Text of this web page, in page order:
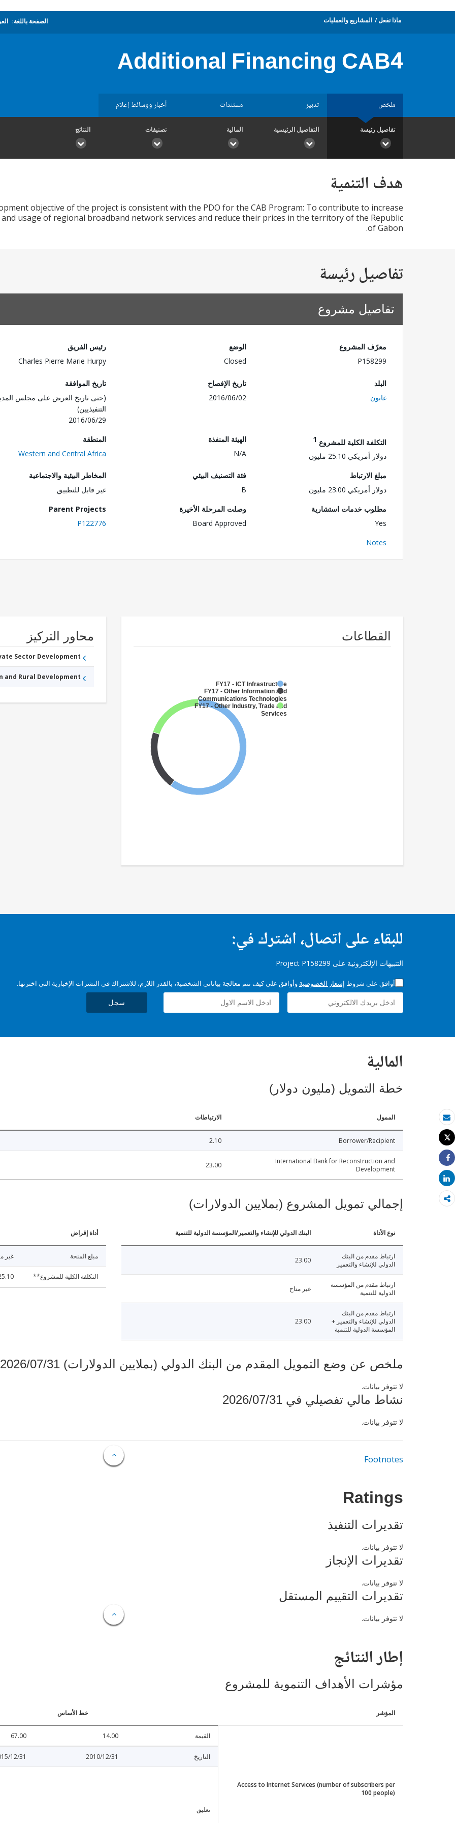
بريد الكتروني
طباعة
Tweet
Share
Share
ماذا نفعل المشاريع والعمليات الصفحة باللغة:
Additional Financing CAB4
ملخص تدبير مستندات أخبار ووسائط إعلام
تفاصيل رئيسة التفاصيل الرئيسية المالية تصنيفات النتائج
هدف التنمية
objective of the project is consistent with the PDO for the CAB Program: To contribute to increase
usage of regional broadband network services and reduce their prices in the territory of the Republic
of Gabon.
تفاصيل رئيسة
تفاصيل مشروع
معرّف المشروع
P158299
الوضع
Closed
رئيس الفريق
Charles Pierre Marie Hurpy
البلد
غابون
تاريخ الإفصاح
2016/06/02
تاريخ الموافقة
(حتى تاريخ العرض على مجلس
التنفيذيين)
2016/06/29
التكلفة الكلية للمشروع 1
دولار أمريكي 25.10 مليون
الهيئة المنفذة
N/A
المنطقة
Western and Central Africa
مبلغ الارتباط
دولار أمريكي 23.00 مليون
فئة التصنيف البيئي
B
المخاطر البيئية والاجتماعية
غير قابل للتطبيق
مطلوب خدمات استشارية
Yes
وصلت المرحلة الأخيرة
Board Approved
Parent Projects
P122776
Notes
القطاعات
FY17 - ICT Infrastructure
FY17 - Other Information and
Communications Technologies
FY17 - Other Industry, Trade and
Services
محاور التركيز
Sector Development
and Rural Development
للبقاء على اتصال، اشترك في:
التنبيهات الإلكترونية على Project P158299
أوافق على شروط إشعار الخصوصية وأوافق على كيف تتم معالجة بياناتي الشخصية، بالقدر اللازم، للاشتراك في النشرات الإخبارية التي اخترتها.
سجل
المالية
خطة التمويل (مليون دولار)
الممول الارتباطات
Borrower/Recipient
2.10
International Bank for Reconstruction and
Development
23.00
إجمالي تمويل المشروع (بملايين الدولارات)
نوع الأداة البنك الدولي للإنشاء والتعمير/المؤسسة الدولية للتنمية
ارتباط مقدم من البنك
الدولي للإنشاء والتعمير
23.00
ارتباط مقدم من المؤسسة
الدولية للتنمية
غير متاح
ارتباط مقدم من البنك
الدولي للإنشاء والتعمير +
المؤسسة الدولية للتنمية
23.00
أداة إقراض
مبلغ المنحة غير
التكلفة الكلية للمشروع**
ملخص عن وضع التمويل المقدم من البنك الدولي (بملايين الدولارات) 2026/07/31
لا تتوفر بيانات.
نشاط مالي تفصيلي في 2026/07/31
لا تتوفر بيانات.
Footnotes
Ratings
تقديرات التنفيذ
لا تتوفر بيانات.
تقديرات الإنجاز
لا تتوفر بيانات.
تقديرات التقييم المستقل
لا تتوفر بيانات.
إطار النتائج
مؤشرات الأهداف التنموية للمشروع
المؤشر خط الأساس
Access to Internet Services (number of subscribers per
100 people)
القيمة 14.00
67.00
التاريخ 2010/12/31
12/31
تعليق